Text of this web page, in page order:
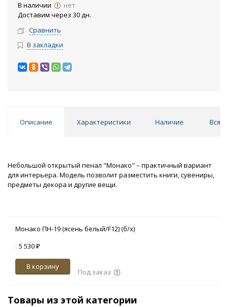
В наличии
нет
Доставим через 30 дн.
Сравнить
В закладки
Описание Характеристики Наличие Вся
Небольшой открытый пенал "Монако" – практичный вариант
для интерьера. Модель позволит разместить книги, сувениры,
предметы декора и другие вещи.
Монако ПН-19 (ясень белый/F12) (б/х)
: 5 530 ₽
В корзину
Под заказ
Товары из этой категории